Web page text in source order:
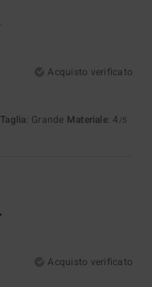
Acquisto verificato
Taglia: Grande Materiale: 4 /5
Acquisto verificato